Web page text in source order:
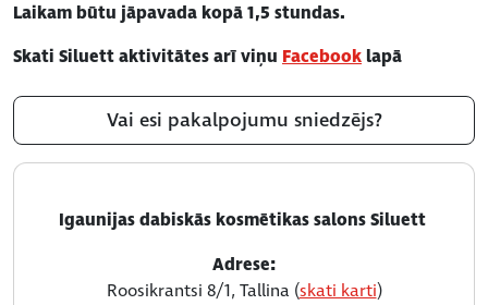
Laikam būtu jāpavada kopā 1,5 stundas.
Skati Siluett aktivitātes arī viņu Facebooklapā
Vai esi pakalpojumu sniedzējs?
Igaunijas dabiskās kosmētikas salons Siluett
Adrese:
Roosikrantsi 8/1, Tallina (skati karti)